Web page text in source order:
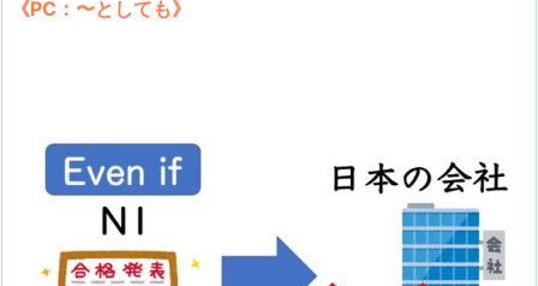
《PC：〜としても》